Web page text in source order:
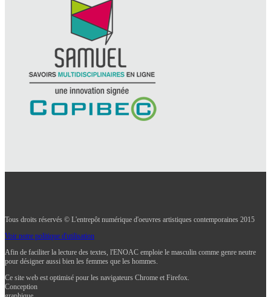
Tous droits réservés © L'entrepôt numérique d'oeuvres artistiques contemporaines 2015
Voir notre politique d'utilisation
Afin de faciliter la lecture des textes, l'ENOAC emploie le masculin comme genre neutre
pour désigner aussi bien les femmes que les hommes.
Ce site web est optimisé pour les navigateurs Chrome et Firefox.
Conception